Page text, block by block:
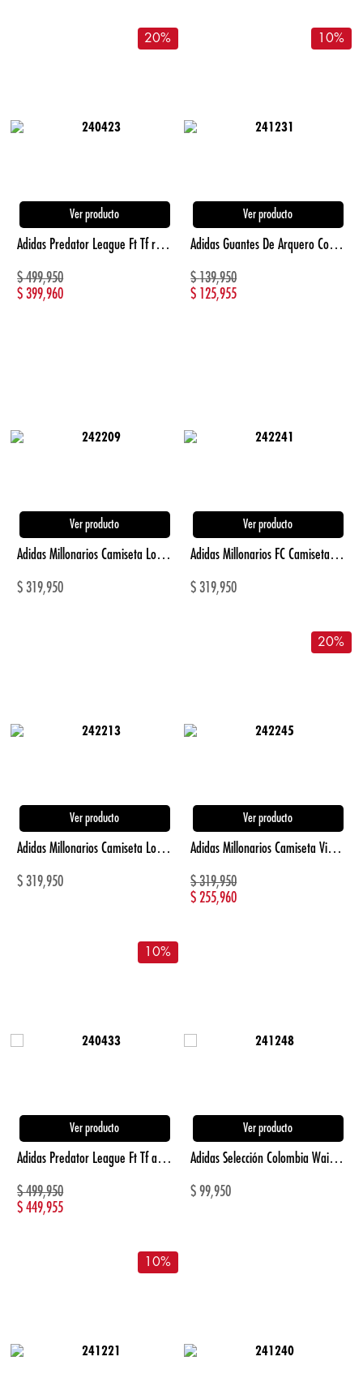
20%
Ver producto
Adidas Predator League Ft Tf rojo de hombre para futbol
$499,950
$399,960
10%
Ver producto
Adidas Guantes De Arquero Copa Club Para Jovene negro unisex para futbol
$139,950
$ 125,955
Ver producto
Adidas Millonarios Camiseta Local 2026 azul de mujer para futbol
$319,950
Ver producto
Adidas Millonarios FC Camiseta Visitante 2026 morado de hombre para futbol
$319,950
Ver producto
Adidas Millonarios Camiseta Local 2026 azul de hombre para futbol
$319,950
20%
Ver producto
Adidas Millonarios Camiseta Visitante Fc 2026 morado de mujer para futbol
$319,950
$255,960
10%
Ver producto
Adidas Predator League Ft Tf azul de hombre para futbol
$499,950
$449,955
Ver producto
Adidas Selección Colombia Waistbag azul unisex para futbol
$99,950
10%